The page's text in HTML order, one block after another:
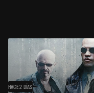
HACE 2 DÍAS